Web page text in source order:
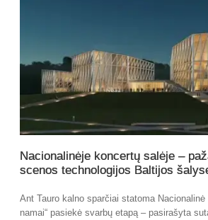
Nacionalinėje koncertų salėje –
scenos technologijos Baltijos
Ant Tauro kalno sparčiai statoma Nacionalinė
namai“ pasiekė svarbų etapą – pasirašyta